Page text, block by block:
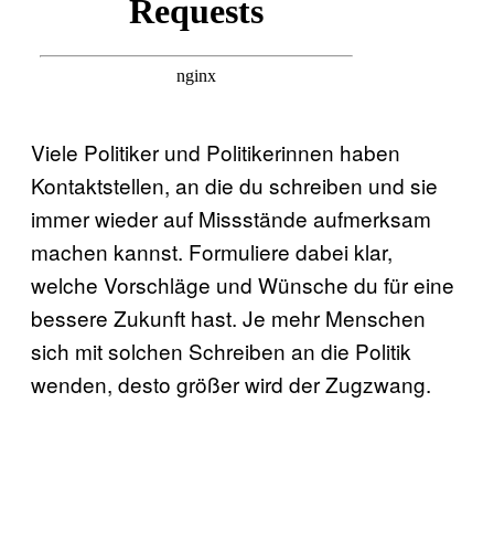
Viele Politiker und Politikerinnen haben
Kontaktstellen, an die du schreiben und sie
immer wieder auf Missstände aufmerksam
machen kannst. Formuliere dabei klar,
welche Vorschläge und Wünsche du für eine
bessere Zukunft hast. Je mehr Menschen
sich mit solchen Schreiben an die Politik
wenden, desto größer wird der Zugzwang.